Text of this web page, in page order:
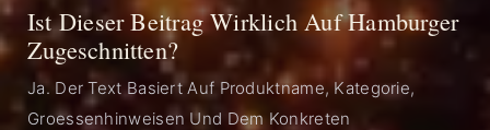
Ist Dieser Beitrag Wirklich Auf Hamburger
Zugeschnitten?
Ja. Der Text Basiert Auf Produktname, Kategorie,
Groessenhinweisen Und Dem Konkreten